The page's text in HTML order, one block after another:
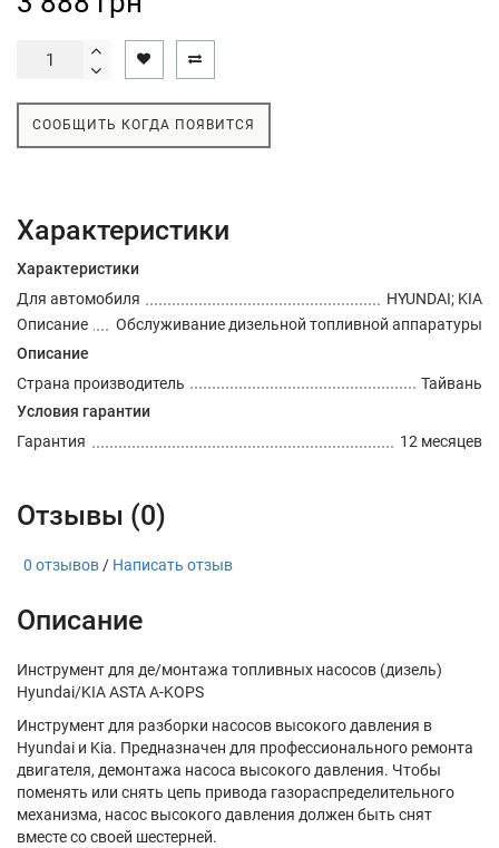
СООБЩИТЬ КОГДА ПОЯВИТСЯ
Характеристики
Характеристики
Для автомобиля
HYUNDAI; KIA
Описание
Обслуживание дизельной топливной аппаратуры
Описание
Страна производитель
Тайвань
Условия гарантии
Гарантия
12 месяцев
Отзывы (0)
0 отзывов / Написать отзыв
Описание
Инструмент для де/монтажа топливных насосов (дизель)
Hyundai/KIA ASTA A-KOPS
Инструмент для разборки насосов высокого давления в
Hyundai и Kia. Предназначен для профессионального ремонта
двигателя, демонтажа насоса высокого давления. Чтобы
поменять или снять цепь привода газораспределительного
механизма, насос высокого давления должен быть снят
вместе со своей шестерней.